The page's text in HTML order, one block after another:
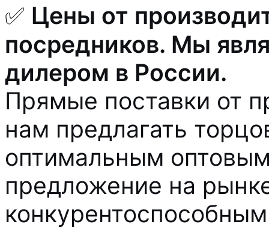
✅ Цены от
посредников. Мы
дилером в России.
Прямые поставки от
нам предлагать
оптимальным
предложение на